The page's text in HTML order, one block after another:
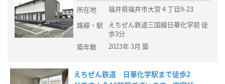
所在地
福井県福井市大宮４丁目9-23
路線・駅
えちぜん鉄道三国線日華化学前 徒
歩3分
築年数
2023年 3月 築
えちぜん鉄道 日華化学駅まで徒歩2